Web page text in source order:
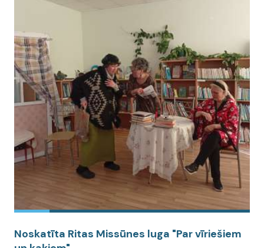
Noskatīta Ritas Missūnes luga "Par vīriešiem